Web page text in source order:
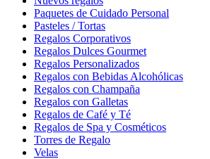
Paquetes de Cuidado Personal
Pasteles / Tortas
Regalos Corporativos
Regalos Dulces Gourmet
Regalos Personalizados
Regalos con Bebidas Alcohólicas
Regalos con Champaña
Regalos con Galletas
Regalos de Café y Té
Regalos de Spa y Cosméticos
Torres de Regalo
Velas